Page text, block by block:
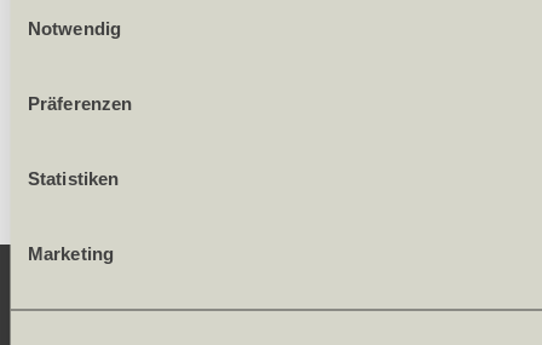
Notwendig
Präferenzen
Statistiken
Marketing